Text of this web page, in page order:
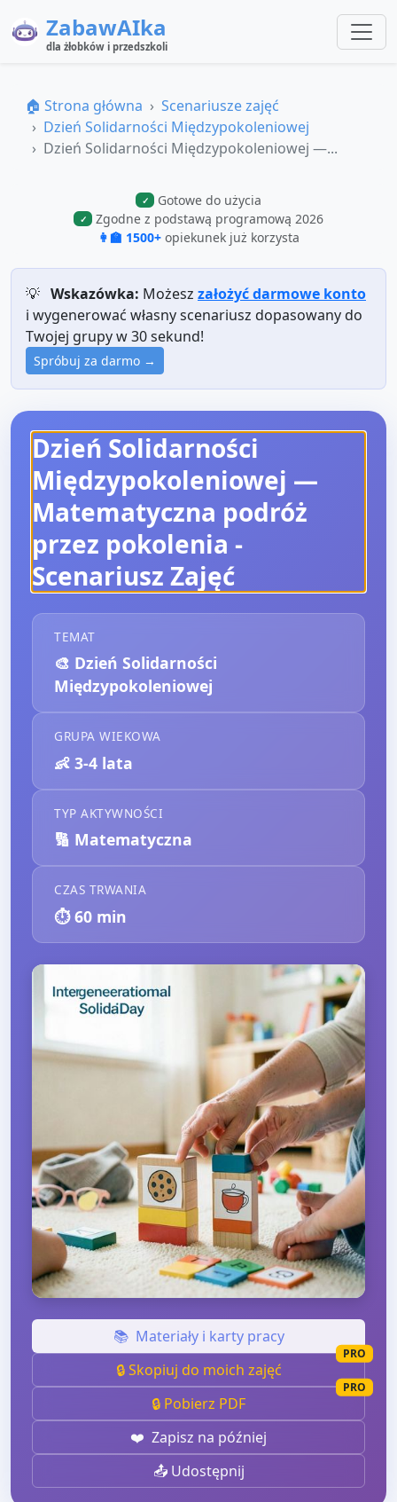
ZabawAIka
dla żłobków i przedszkoli
🏠 Strona główna
Scenariusze zajęć
Dzień Solidarności Międzypokoleniowej
Dzień Solidarności Międzypokoleniowej —...
✓ Gotowe do użycia
✓
Zgodne z podstawą programową 2026
👩‍🏫 1500+ opiekunek już korzysta
💡 Wskazówka: Możesz założyć darmowe konto
i wygenerować własny scenariusz dopasowany do
Twojej grupy w 30 sekund!
Spróbuj za darmo →
Dzień Solidarności
Międzypokoleniowej —
Matematyczna podróż
przez pokolenia -
Scenariusz Zajęć
TEMAT
🎨 Dzień Solidarności
Międzypokoleniowej
GRUPA WIEKOWA
👶 3-4 lata
TYP AKTYWNOŚCI
🔢 Matematyczna
CZAS TRWANIA
⏱️60 min
📚 Materiały i karty pracy
🔒 Skopiuj do moich zajęć
PRO
🔒 Pobierz PDF
PRO
❤️ Zapisz na później
📤 Udostępnij